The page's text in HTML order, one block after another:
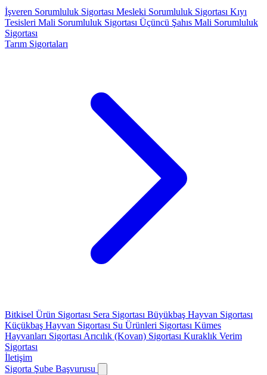
İşveren Sorumluluk Sigortası Mesleki Sorumluluk Sigortası Kıyı
Tesisleri Mali Sorumluluk Sigortası Üçüncü Şahıs Mali Sorumluluk
Sigortası
Tarım Sigortaları
Bitkisel Ürün Sigortası Sera Sigortası Büyükbaş Hayvan Sigortası
Küçükbaş Hayvan Sigortası Su Ürünleri Sigortası Kümes
Hayvanları Sigortası Arıcılık (Kovan) Sigortası Kuraklık Verim
Sigortası
İletişim
Sigorta Şube Başvurusu